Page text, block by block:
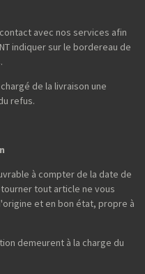
avec nos services afin
indiquer sur le bordereau de
de la livraison une
refus.
à compter de la date de
tout article ne vous
et en bon état, propre à
demeurent à la charge du